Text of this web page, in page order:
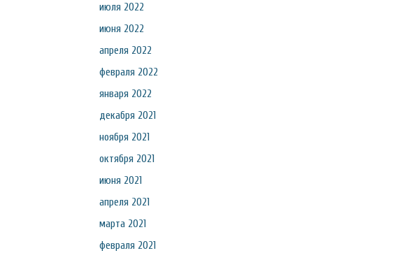
июля 2022
июня 2022
апреля 2022
февраля 2022
января 2022
декабря 2021
ноября 2021
октября 2021
июня 2021
апреля 2021
марта 2021
февраля 2021